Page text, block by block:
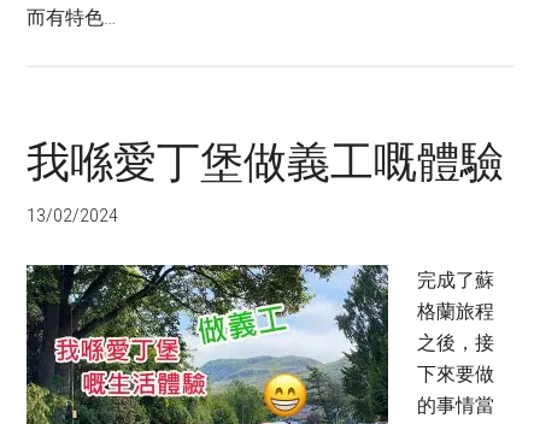
而有特色…
我喺愛丁堡做義工嘅體驗
13/02/2024
完成了蘇
格蘭旅程
之後，接
下來要做
的事情當